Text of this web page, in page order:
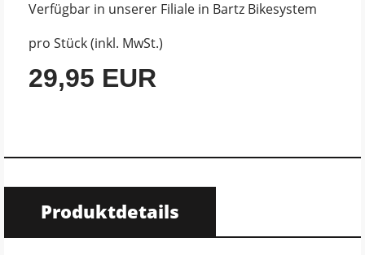
Verfügbar in unserer Filiale in Bartz Bikesystem
pro Stück (inkl. MwSt.)
29,95 EUR
Produktdetails